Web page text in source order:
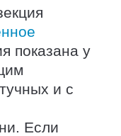
показана у
и с
Если